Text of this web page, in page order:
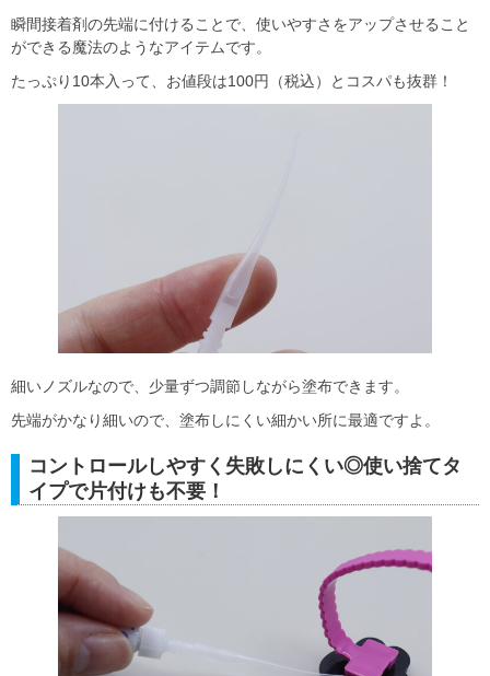
瞬間接着剤の先端に付けることで、使いやすさをアップさせること
ができる魔法のようなアイテムです。
たっぷり10本入って、お値段は100円（税込）とコスパも抜群！
細いノズルなので、少量ずつ調節しながら塗布できます。
先端がかなり細いので、塗布しにくい細かい所に最適ですよ。
コントロールしやすく失敗しにくい◎使い捨てタ
イプで片付けも不要！